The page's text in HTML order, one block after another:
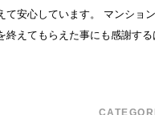
て安心しています。 マンショ
終えてもらえた事にも感謝す